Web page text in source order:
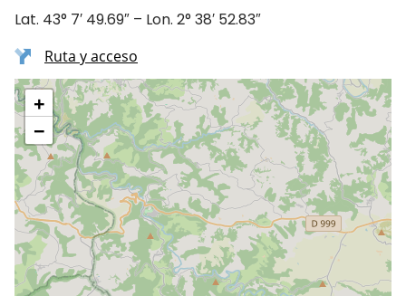
Lat. 43° 7′ 49.69″ – Lon. 2° 38′ 52.83″
Ruta y acceso
+
−